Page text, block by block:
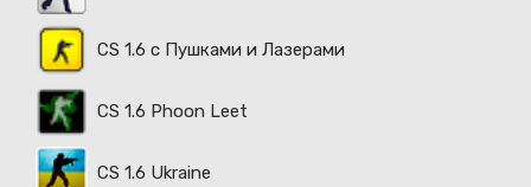
CS 1.6 с Пушками и Лазерами
CS 1.6 Phoon Leet
CS 1.6 Ukraine